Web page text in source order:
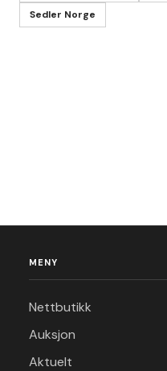
Sedler Norge
MENY
Nettbutikk
Auksjon
Aktuelt